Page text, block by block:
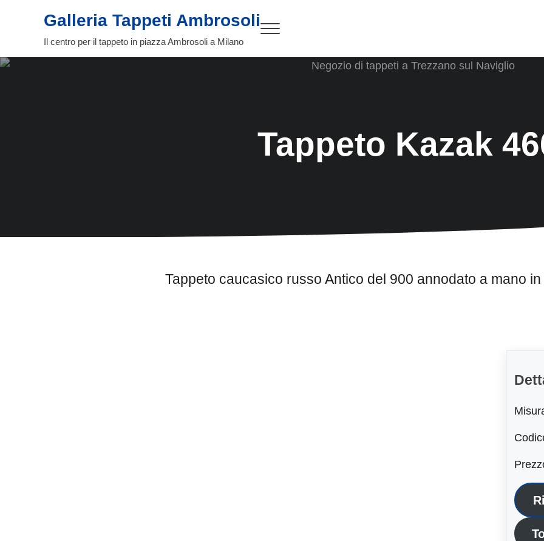
Galleria Tappeti Ambrosoli
Il centro per il tappeto in piazza Ambrosoli a Milano
Menu
Tappeto Kazak
Tappeto caucasico russo Antico del 900 annodato a mano